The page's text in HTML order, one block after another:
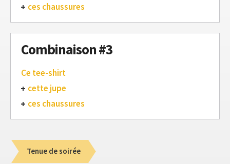
ces chaussures
Combinaison #3
Ce tee-shirt
cette jupe
ces chaussures
Tenue de soirée